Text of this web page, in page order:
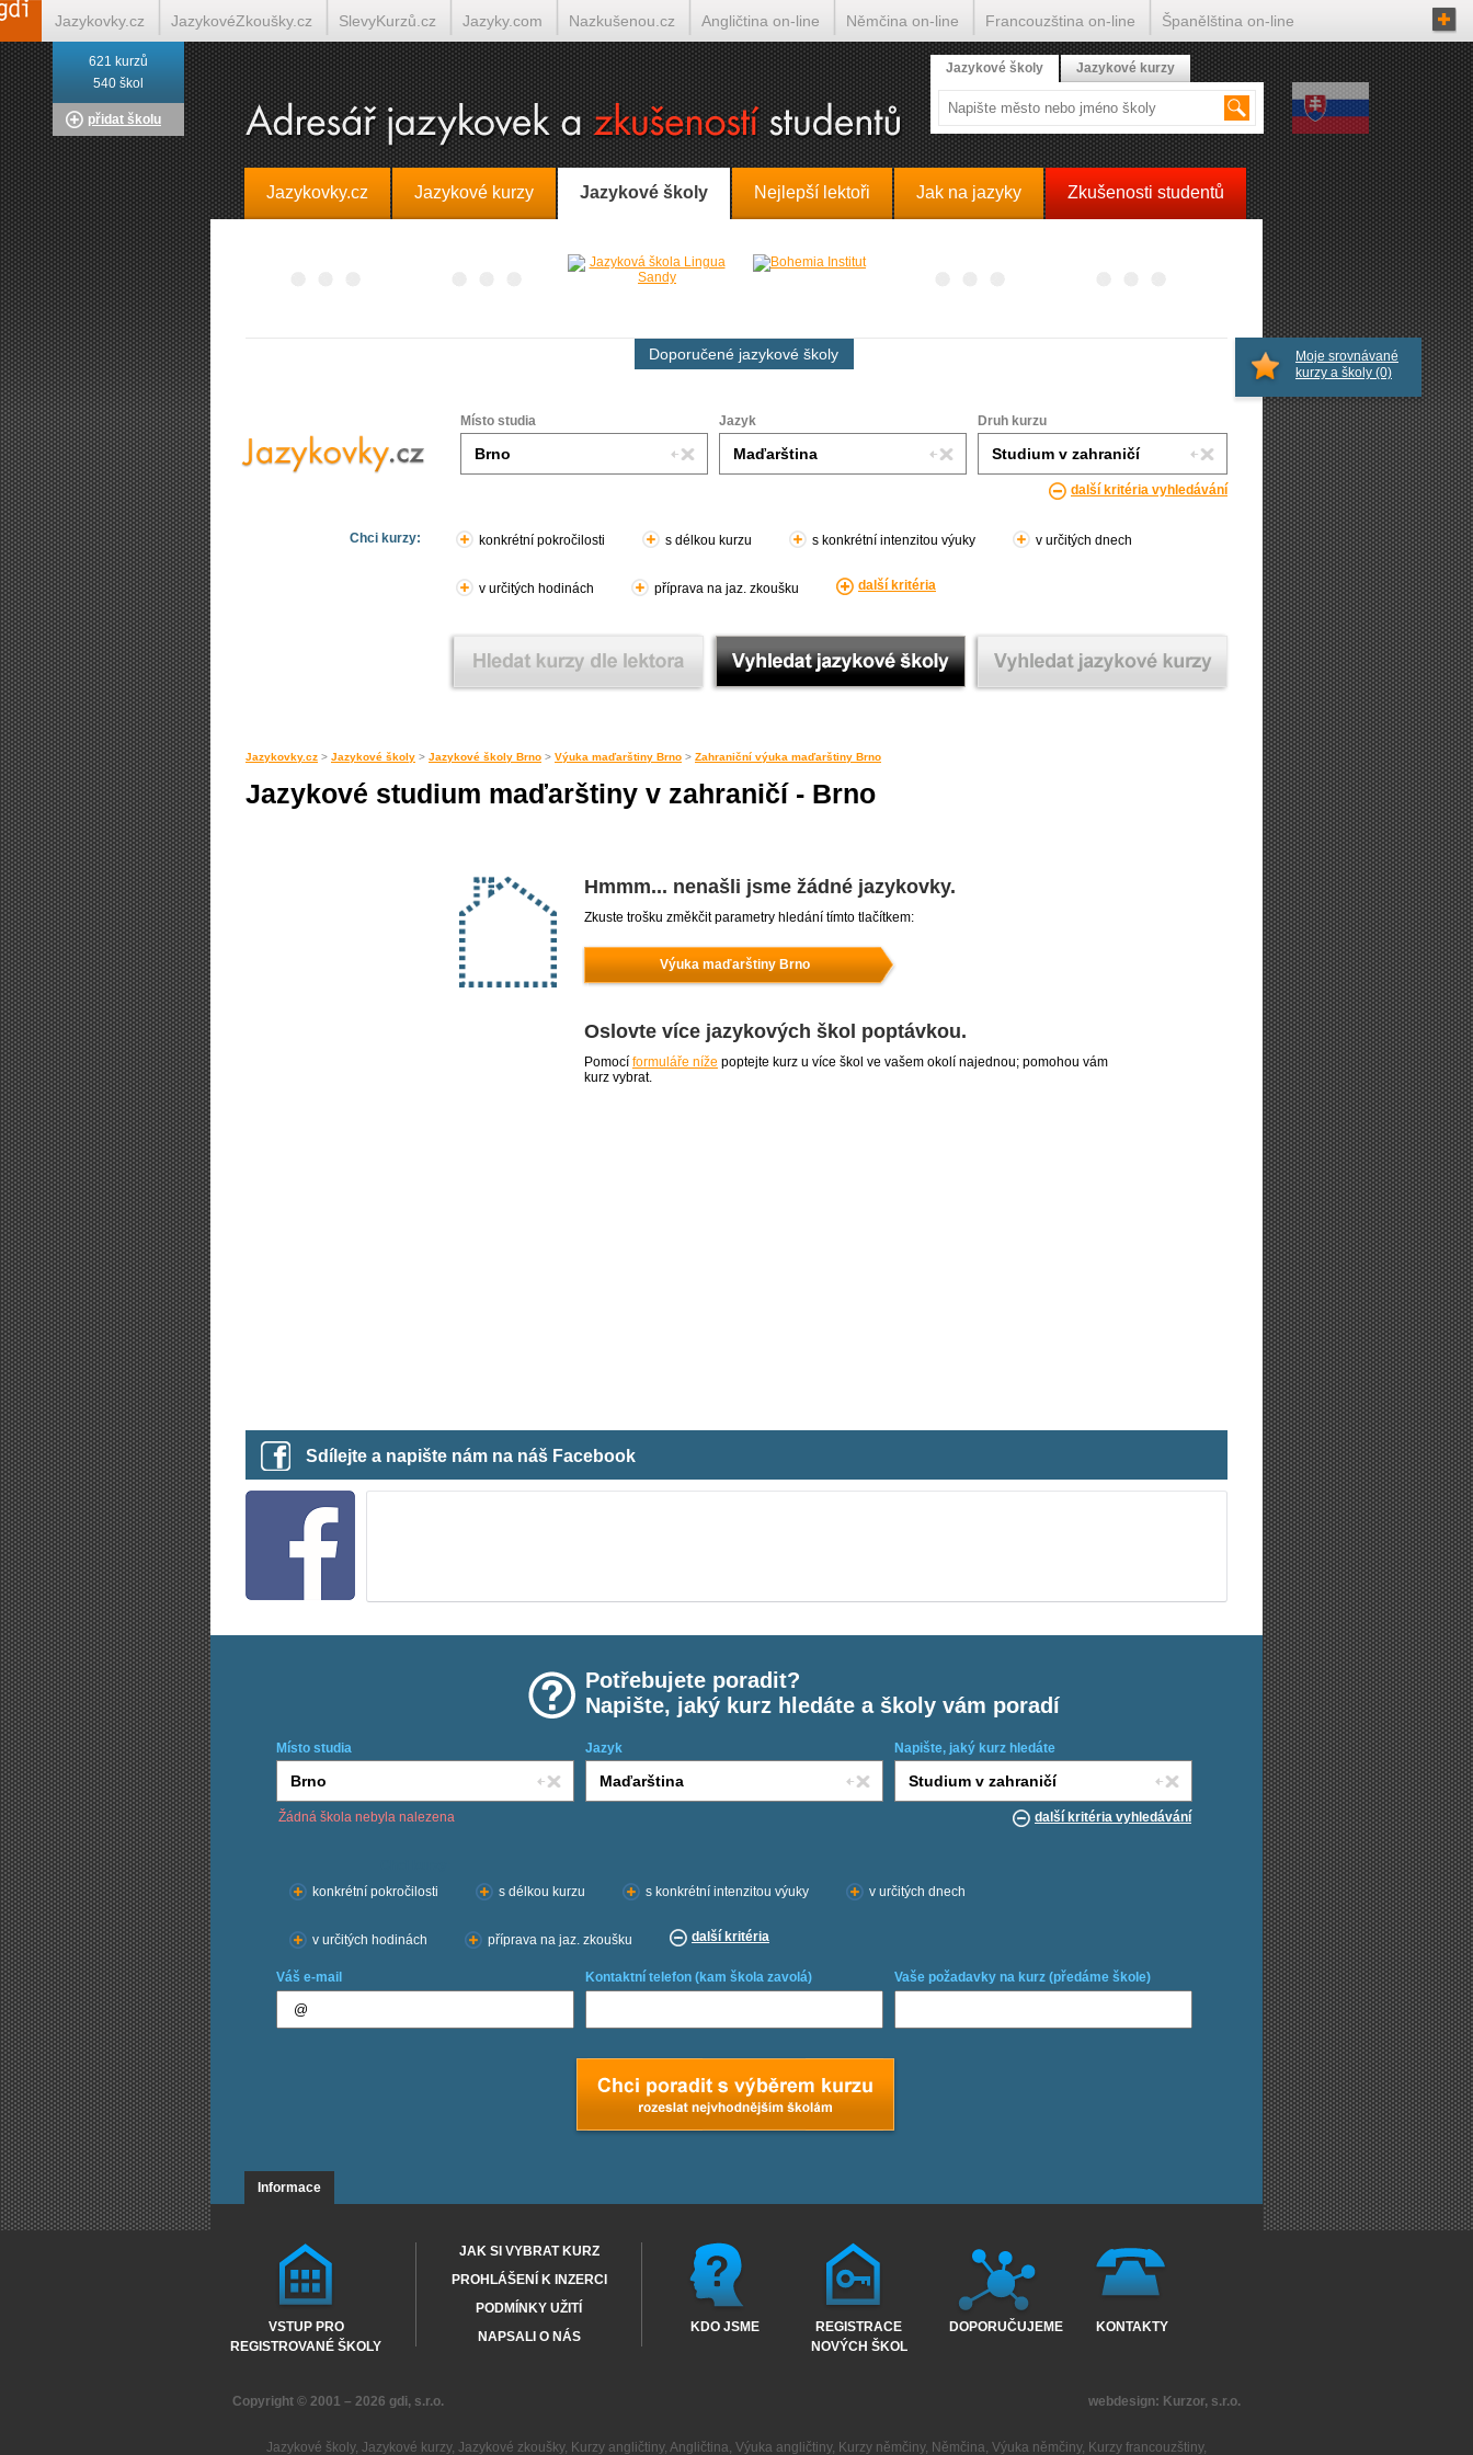
Jazykovky.cz Jazykové kurzy Jazykové školy Nejlepší lektoři Jak na jazyky Zkušenosti studentů
Doporučené jazykové školy
Místo studia Jazyk Druh kurzu
další kritéria vyhledávání
Chci kurzy: konkrétní pokročilosti s délkou kurzu s konkrétní intenzitou výuky v určitých dnech
v určitých hodinách příprava na jaz. zkoušku další kritéria
Jazykovky.cz > Jazykové školy > Jazykové školy Brno > Výuka maďarštiny Brno > Zahraniční výuka maďarštiny Brno
Jazykové studium maďarštiny v zahraničí - Brno
Hmmm... nenašli jsme žádné jazykovky.
Zkuste trošku změkčit parametry hledání tímto tlačítkem:
Výuka maďarštiny Brno
Oslovte více jazykových škol poptávkou.
Pomocí formuláře níže poptejte kurz u více škol ve vašem okolí najednou; pomohou vám
kurz vybrat.
Sdílejte a napište nám na náš Facebook
Potřebujete poradit?
Napište, jaký kurz hledáte a školy vám poradí
Místo studia Jazyk Napište, jaký kurz hledáte
Žádná škola nebyla nalezena další kritéria vyhledávání
konkrétní pokročilosti
s délkou kurzu s konkrétní intenzitou výuky v určitých dnech
v určitých hodinách příprava na jaz. zkoušku další kritéria
Váš e-mail Kontaktní telefon (kam škola zavolá) Vaše požadavky na kurz (předáme škole)
Moje srovnávané
kurzy a školy (0)
621 kurzů
540 škol
přidat školu
Jazykové školy Jazykové kurzy
Informace
VSTUP PRO
REGISTROVANÉ ŠKOLY
JAK SI VYBRAT KURZ
PROHLÁŠENÍ K INZERCI
PODMÍNKY UŽITÍ
NAPSALI O NÁS
KDO JSME
REGISTRACE
NOVÝCH ŠKOL
DOPORUČUJEME KONTAKTY
Copyright © 2001 – 2026 gdi, s.r.o. webdesign: Kurzor, s.r.o.
Jazykové školy, Jazykové kurzy, Jazykové zkoušky, Kurzy angličtiny, Angličtina, Výuka angličtiny, Kurzy němčiny, Němčina, Výuka němčiny, Kurzy francouzštiny,
Jazykovky.cz JazykovéZkoušky.cz SlevyKurzů.cz Jazyky.com Nazkušenou.cz Angličtina on-line Němčina on-line Francouzština on-line Španělština on-line
Italština on-line Tlumočení-Překlady.cz Překládá.cz Tlumočí.cz